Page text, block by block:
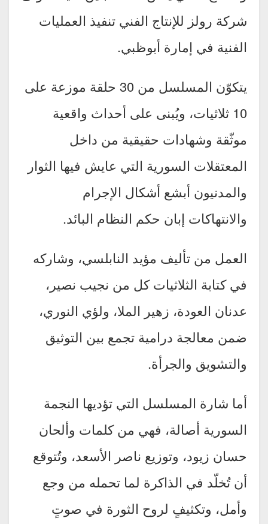
شركة رولز للإنتاج الفني تنفيذ العمليات
الفنية في إمارة أبوظبي.
يتكوّن المسلسل من 30 حلقة موزعة على
10 ثلاثيات، ويُبنى على أحداث واقعية
موثّقة وشهادات حقيقية من داخل
المعتقلات السورية التي عايش فيها الثوار
والمدنيون أبشع أشكال الإجرام
والانتهاكات إبان حكم النظام البائد.
العمل من تأليف مؤيد النابلسي، وشاركه
في كتابة الثلاثيات كل من نجيب نصير،
عدنان العودة، زهير الملا، ولؤي النوري،
ضمن معالجة درامية تجمع بين التوثيق
والتشويق والجرأة.
أما شارة المسلسل التي تؤديها النجمة
السورية أصالة، فهي من كلمات وألحان
حسان زيود، وتوزيع ناصر الأسعد، وتُتوقع
أن تُخلّد في الذاكرة لما تحمله من وجع
وأمل، وتكثيفٍ لروح الثورة في صوتٍ